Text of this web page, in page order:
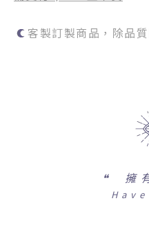
客製訂製商品，除品
❝ 擁
H a v